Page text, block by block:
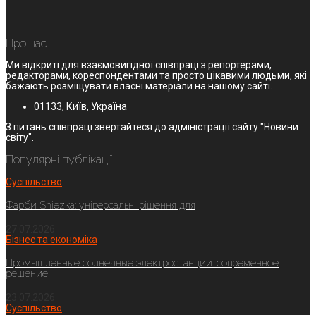
Про нас
Ми відкриті для взаємовигідної співпраці з репортерами,
редакторами, кореспондентами та просто цікавими людьми, які
бажають розміщувати власні матеріали на нашому сайті.
01133, Київ, Україна
З питань співпраці звертайтеся до адміністрації сайту "Новини
світу".
Популярні публікації
Суспільство
Фарби Sniezka: універсальні рішення для
Бізнес та економіка
Промышленные солнечные электростанции: современное
решение
Суспільство